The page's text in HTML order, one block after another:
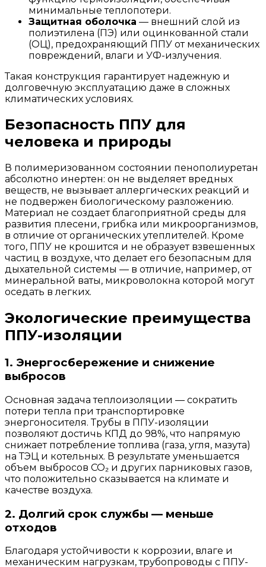
минимальные теплопотери.
Защитная оболочка — внешний слой из
полиэтилена (ПЭ) или оцинкованной стали
(ОЦ), предохраняющий ППУ от механических
повреждений, влаги и УФ-излучения.
Такая конструкция гарантирует надежную и
долговечную эксплуатацию даже в сложных
климатических условиях.
Безопасность ППУ для
человека и природы
В полимеризованном состоянии пенополиуретан
абсолютно инертен: он не выделяет вредных
веществ, не вызывает аллергических реакций и
не подвержен биологическому разложению.
Материал не создает благоприятной среды для
развития плесени, грибка или микроорганизмов,
в отличие от органических утеплителей. Кроме
того, ППУ не крошится и не образует взвешенных
частиц в воздухе, что делает его безопасным для
дыхательной системы — в отличие, например, от
минеральной ваты, микроволокна которой могут
оседать в легких.
Экологические преимущества
ППУ-изоляции
1. Энергосбережение и снижение
выбросов
Основная задача теплоизоляции — сократить
потери тепла при транспортировке
энергоносителя. Трубы в ППУ-изоляции
позволяют достичь КПД до 98%, что напрямую
снижает потребление топлива (газа, угля, мазута)
на ТЭЦ и котельных. В результате уменьшается
объем выбросов CO₂ и других парниковых газов,
что положительно сказывается на климате и
качестве воздуха.
2. Долгий срок службы — меньше
отходов
Благодаря устойчивости к коррозии, влаге и
механическим нагрузкам, трубопроводы с ППУ-